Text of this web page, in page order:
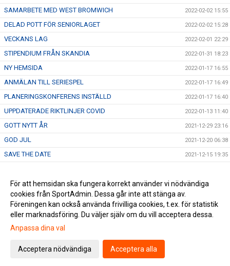
SAMARBETE MED WEST BROMWICH 2022-02-02 15:55
DELAD POTT FÖR SENIORLAGET 2022-02-02 15:28
VECKANS LAG 2022-02-01 22:29
STIPENDIUM FRÅN SKANDIA 2022-01-31 18:23
NY HEMSIDA 2022-01-17 16:55
ANMÄLAN TILL SERIESPEL 2022-01-17 16:49
PLANERINGSKONFERENS INSTÄLLD 2022-01-17 16:40
UPPDATERADE RIKTLINJER COVID 2022-01-13 11:40
GOTT NYTT ÅR 2021-12-29 23:16
GOD JUL 2021-12-20 06:38
SAVE THE DATE 2021-12-15 19:35
VINTERN ÄR HÄR 2021-11-30 02:04
TRÄNARUTBILDNING C GENOMFÖRD 2021-11-28 05:10
Gå till Webbversion
För att hemsidan ska fungera korrekt använder vi nödvändiga
cookies från SportAdmin. Dessa går inte att stänga av.
Föreningen kan också använda frivilliga cookies, t.ex. för statistik
eller marknadsföring. Du väljer själv om du vill acceptera dessa.
Anpassa dina val
Acceptera nödvändiga Acceptera alla